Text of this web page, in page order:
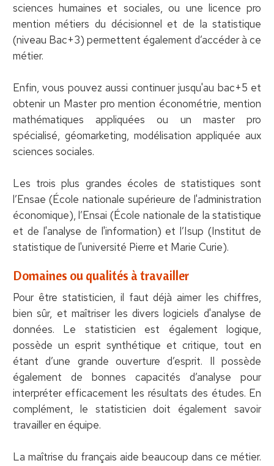
sciences humaines et sociales, ou une licence pro
mention métiers du décisionnel et de la statistique
(niveau Bac+3) permettent également d’accéder à ce
métier.
Enfin, vous pouvez aussi continuer jusqu'au bac+5 et
obtenir un Master pro mention économétrie, mention
mathématiques appliquées ou un master pro
spécialisé, géomarketing, modélisation appliquée aux
sciences sociales.
Les trois plus grandes écoles de statistiques sont
l’Ensae (École nationale supérieure de l'administration
économique), l’Ensai (École nationale de la statistique
et de l'analyse de l'information) et l’Isup (Institut de
statistique de l'université Pierre et Marie Curie).
Domaines ou qualités à travailler
Pour être statisticien, il faut déjà aimer les chiffres,
bien sûr, et maîtriser les divers logiciels d'analyse de
données. Le statisticien est également logique,
possède un esprit synthétique et critique, tout en
étant d’une grande ouverture d’esprit. Il possède
également de bonnes capacités d’analyse pour
interpréter efficacement les résultats des études. En
complément, le statisticien doit également savoir
travailler en équipe.
La maîtrise du français aide beaucoup dans ce métier.